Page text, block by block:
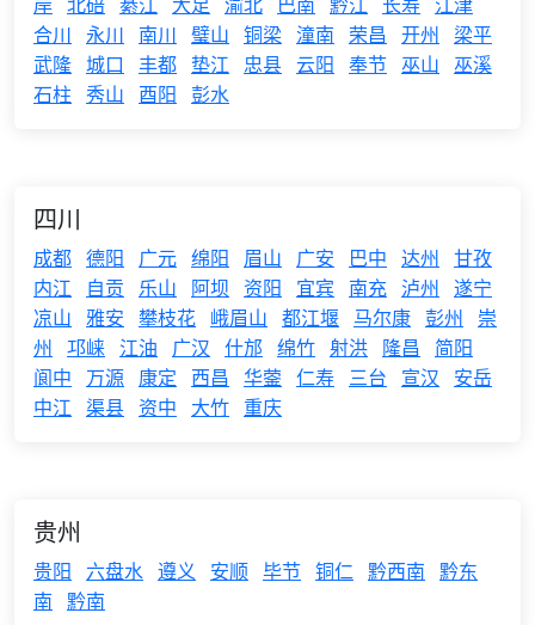
合川 永川 南川 璧山 铜梁 潼南 荣昌 开州
梁平
武隆 城口 丰都 垫江 忠县 云阳 奉节 巫山 巫溪
石柱 秀山 酉阳 彭水
四川
成都 德阳 广元 绵阳 眉山 广安 巴中 达州 甘孜
内江
自贡 乐山 阿坝 资阳 宜宾 南充 泸州 遂宁
凉山 雅安 攀枝花 峨眉山 都江堰 马尔康 彭州
崇
州 邛崃 江油 广汉 什邡 绵竹 射洪 隆昌
简阳
阆中
万源 康定 西昌 华蓥 仁寿 三台 宣汉
安岳
中江
渠县 资中 大竹 重庆
贵州
贵阳 六盘水 遵义 安顺 毕节 铜仁 黔西南 黔东
南 黔南